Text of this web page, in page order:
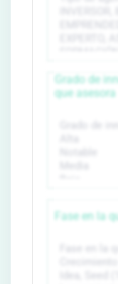
Grado de
que asesora
Fase en la